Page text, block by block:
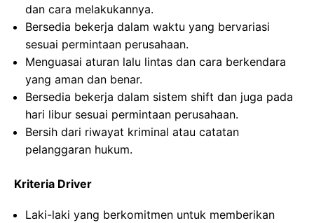
dan cara melakukannya.
Bersedia bekerja dalam waktu yang bervariasi
sesuai permintaan perusahaan.
Menguasai aturan lalu lintas dan cara berkendara
yang aman dan benar.
Bersedia bekerja dalam sistem shift dan juga pada
hari libur sesuai permintaan perusahaan.
Bersih dari riwayat kriminal atau catatan
pelanggaran hukum.
Kriteria Driver
Laki-laki yang berkomitmen untuk memberikan